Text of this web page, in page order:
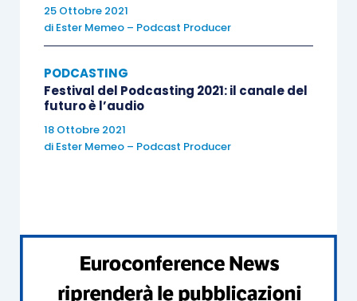
25 Ottobre 2021
di Ester Memeo – Podcast Producer
PODCASTING
Festival del Podcasting 2021: il canale del
futuro è l’audio
18 Ottobre 2021
di Ester Memeo – Podcast Producer